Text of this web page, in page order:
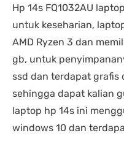
Hp 14s FQ1032AU
untuk keseharian,
AMD Ryzen 3 dan
gb, untuk
ssd dan terdapat grafis
sehingga dapat kalian
laptop hp 14s ini
windows 10 dan